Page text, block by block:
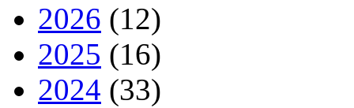
2026 (12)
2025 (16)
2024 (33)